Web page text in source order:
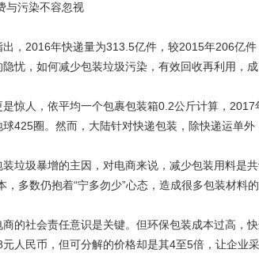
污染不容忽视
2016年快递量为313.5亿件，较2015年206亿件
忧，如何减少包装垃圾污染，有效回收再利用，成
人，依平均一个包裹包装箱0.2公斤计算，2017
425圈。然而，大陆针对快递包装，除快递运单外
圾暴增的主因，对电商来说，减少包装用料是共
，多数仍抱着“宁多勿少”心态，造成很多包装材料
社会责任意识是关键。但环保包装成本过高，
人民币，但可分解的价格却是其4至5倍，让企业采